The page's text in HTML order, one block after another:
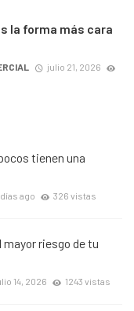
la forma más cara
julio 21, 2026
tienen una
ago 326 vistas
mayor riesgo de tu
14, 2026 1243 vistas